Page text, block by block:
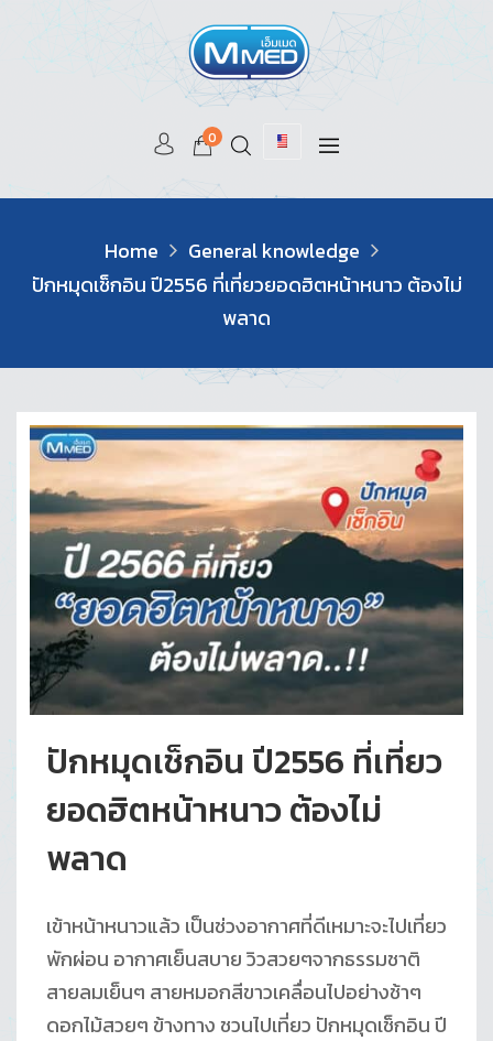
0
Home
General knowledge
ปักหมุดเช็กอิน ปี2556 ที่เที่ยวยอดฮิตหน้าหนาว ต้องไม่
พลาด
ปักหมุดเช็กอิน ปี2556 ที่เที่ยว
ยอดฮิตหน้าหนาว ต้องไม่
พลาด
เข้าหน้าหนาวแล้ว เป็นช่วงอากาศที่ดีเหมาะจะไปเที่ยว
พักผ่อน อากาศเย็นสบาย วิวสวยๆจากธรรมชาติ
สายลมเย็นๆ สายหมอกสีขาวเคลื่อนไปอย่างช้าๆ
ดอกไม้สวยๆ ข้างทาง ชวนไปเที่ยว ปักหมุดเช็กอิน ปี